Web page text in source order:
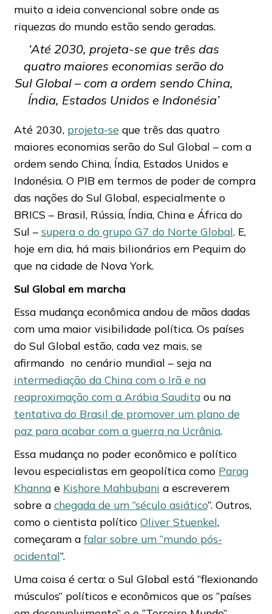
muito a ideia convencional sobre onde as
riquezas do mundo estão sendo geradas.
‘Até 2030, projeta-se que três das
quatro maiores economias serão do
Sul Global – com a ordem sendo China,
Índia, Estados Unidos e Indonésia’
Até 2030, projeta-se que três das quatro
maiores economias serão do Sul Global – com a
ordem sendo China, Índia, Estados Unidos e
Indonésia. O PIB em termos de poder de compra
das nações do Sul Global, especialmente o
BRICS – Brasil, Rússia, Índia, China e África do
Sul – supera o do grupo G7 do Norte Global. E,
hoje em dia, há mais bilionários em Pequim do
que na cidade de Nova York.
Sul Global em marcha
Essa mudança econômica andou de mãos dadas
com uma maior visibilidade política. Os países
do Sul Global estão, cada vez mais, se
afirmando no cenário mundial – seja na
intermediação da China com o Irã e na
reaproximação com a Arábia Sauditaou na
tentativa do Brasil de promover um plano de
paz para acabar com a guerra na Ucrânia.
Essa mudança no poder econômico e político
levou especialistas em geopolítica como Parag
Khannae Kishore Mahbubani a escreverem
sobre a chegada de um “século asiático”. Outros,
como o cientista político Oliver Stuenkel,
começaram a falar sobre um “mundo pós-
ocidental”.
Uma coisa é certa: o Sul Global está “flexionando
músculos” políticos e econômicos que os “países